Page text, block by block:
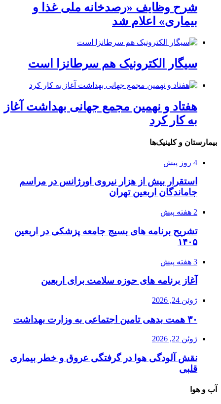
شرح وظایف «رصدخانه ملی غذا و
بیماری» اعلام شد
سیگار الکترونیک هم سرطانزا است
هفتاد و نهمین مجمع جهانی بهداشت آغاز
به کار کرد
بیمارستان و کلینیک‌ها
4 روز پیش
استقرار بیش از هزار نیروی اورژانس در مراسم
جاماندگان اربعین تهران
2 هفته پیش
تشریح برنامه های بسیج جامعه پزشکی در اربعین
۱۴۰۵
3 هفته پیش
آغاز برنامه های حوزه سلامت برای اربعین
ژوئن 24, 2026
۳۰ همت بدهی تامین اجتماعی به وزارت بهداشت
ژوئن 22, 2026
نقش آلودگی هوا در گرفتگی عروق و خطر بیماری
قلبی
آب و هوا